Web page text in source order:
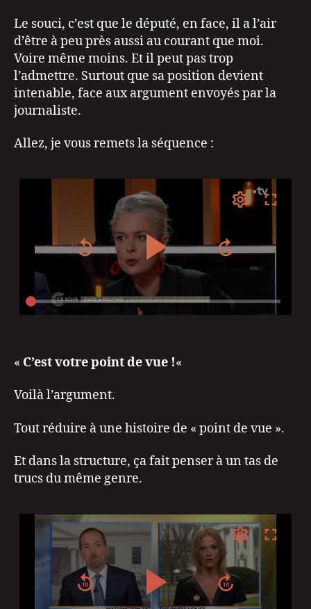
Le souci, c’est que le député, en face, il a l’air
d’être à peu près aussi au courant que moi.
Voire même moins. Et il peut pas trop
l’admettre. Surtout que sa position devient
intenable, face aux argument envoyés par la
journaliste.
Allez, je vous remets la séquence :
« C’est votre point de vue !«
Voilà l’argument.
Tout réduire à une histoire de « point de vue ».
Et dans la structure, ça fait penser à un tas de
trucs du même genre.